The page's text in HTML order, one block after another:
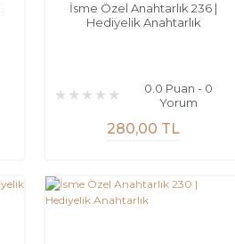
İsme Özel Anahtarlık 236 |
Hediyelik Anahtarlık
0.0 Puan - 0
Yorum
280,00 TL